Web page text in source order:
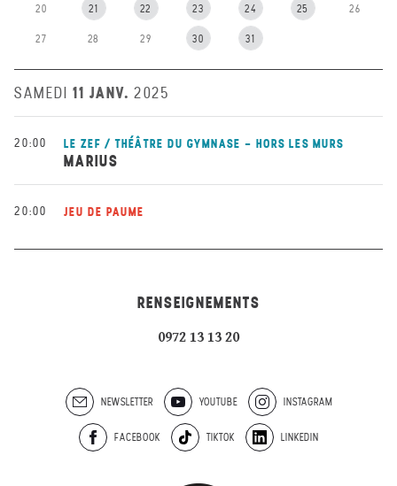
20 21 22 23 24 25 26
27 28 29 30 31
SAMEDI 11 JANV. 2025
20:00 LE ZEF / THÉÂTRE DU GYMNASE - HORS LES MURS
MARIUS
20:00 JEU DE PAUME
RENSEIGNEMENTS
0972 13 13 20
NEWSLETTER YOUTUBE INSTAGRAM
FACEBOOK TIKTOK LINKEDIN